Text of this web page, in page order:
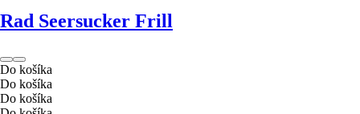
Rad Seersucker Frill
Do košíka
Do košíka
Do košíka